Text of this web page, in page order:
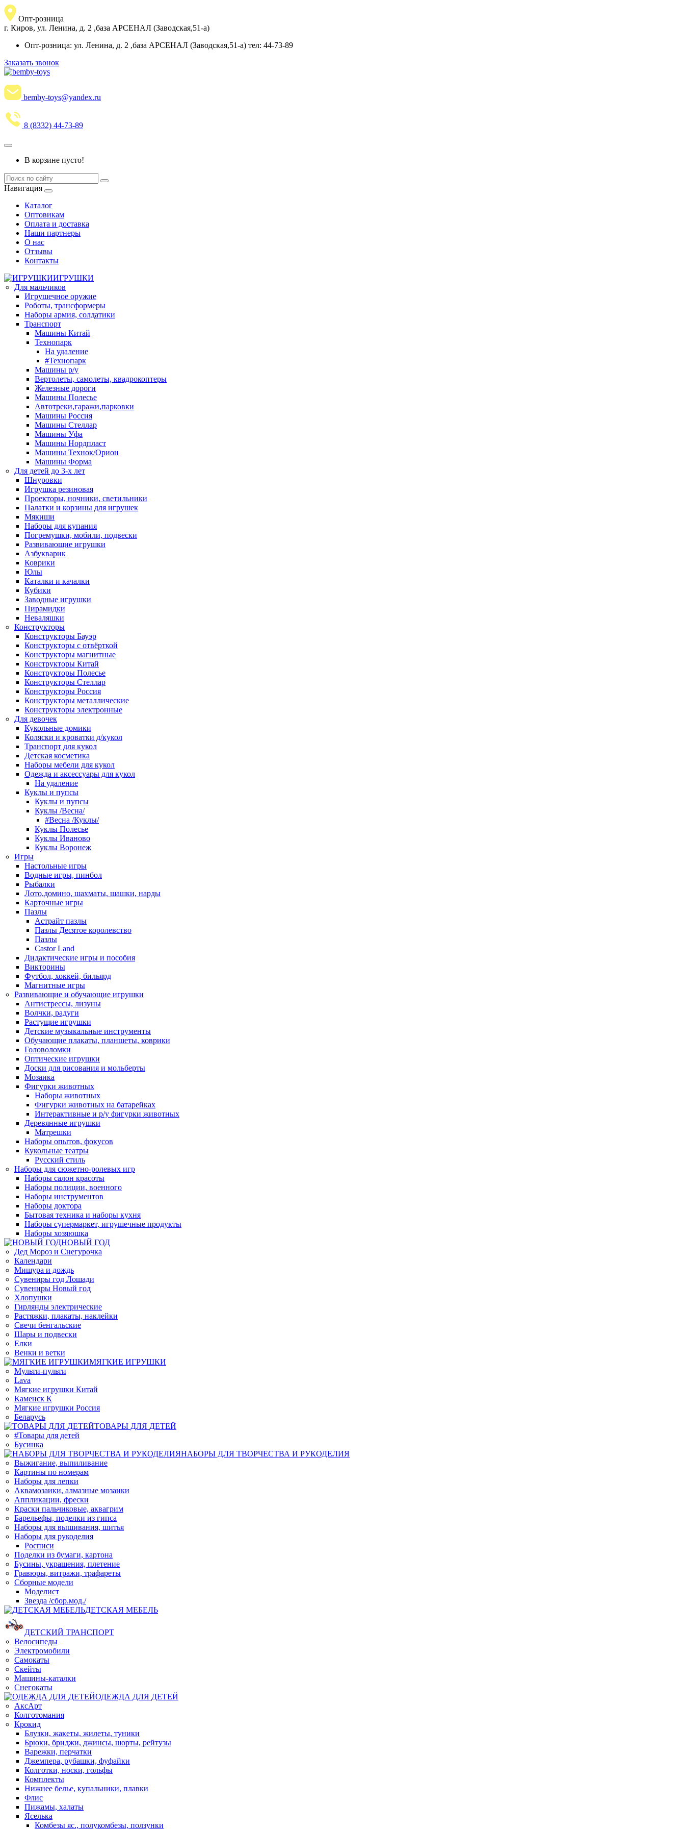
Опт-розница
г. Киров, ул. Ленина, д. 2 ,база АРСЕНАЛ (Заводская,51-а)
Опт-розница: ул. Ленина, д. 2 ,база АРСЕНАЛ (Заводская,51-а) тел: 44-73-89
Заказать звонок
bemby-toys@yandex.ru
8 (8332) 44-73-89
В корзине пусто!
Навигация
Каталог
Оптовикам
Оплата и доставка
Наши партнеры
О нас
Отзывы
Контакты
ИГРУШКИ
Для мальчиков
Игрушечное оружие
Роботы, трансформеры
Наборы армия, солдатики
Транспорт
Машины Китай
Технопарк
На удаление
#Технопарк
Машины р/у
Вертолеты, самолеты, квадрокоптеры
Железные дороги
Машины Полесье
Автотреки,гаражи,парковки
Машины Россия
Машины Стеллар
Машины Уфа
Машины Нордпласт
Машины Технок/Орион
Машины Форма
Для детей до 3-х лет
Шнуровки
Игрушка резиновая
Проекторы, ночники, светильники
Палатки и корзины для игрушек
Мякиши
Наборы для купания
Погремушки, мобили, подвески
Развивающие игрушки
Азбукварик
Коврики
Юлы
Каталки и качалки
Кубики
Заводные игрушки
Пирамидки
Неваляшки
Конструкторы
Конструкторы Бауэр
Конструкторы с отвёрткой
Конструкторы магнитные
Конструкторы Китай
Конструкторы Полесье
Конструкторы Стеллар
Конструкторы Россия
Конструкторы металлические
Конструкторы электронные
Для девочек
Кукольные домики
Коляски и кроватки д/кукол
Транспорт для кукол
Детская косметика
Наборы мебели для кукол
Одежда и аксессуары для кукол
На удаление
Куклы и пупсы
Куклы и пупсы
Куклы /Весна/
#Весна /Куклы/
Куклы Полесье
Куклы Иваново
Куклы Воронеж
Игры
Настольные игры
Водные игры, пинбол
Рыбалки
Лото,домино, шахматы, шашки, нарды
Карточные игры
Пазлы
Астрайт пазлы
Пазлы Десятое королевство
Пазлы
Castor Land
Дидактические игры и пособия
Викторины
Футбол, хоккей, бильярд
Магнитные игры
Развивающие и обучающие игрушки
Антистрессы, лизуны
Волчки, радуги
Растущие игрушки
Детские музыкальные инструменты
Обучающие плакаты, планшеты, коврики
Головоломки
Оптические игрушки
Доски для рисования и мольберты
Мозаика
Фигурки животных
Наборы животных
Фигурки животных на батарейках
Интерактивные и р/у фигурки животных
Деревянные игрушки
Матрешки
Наборы опытов, фокусов
Кукольные театры
Русский стиль
Наборы для сюжетно-ролевых игр
Наборы салон красоты
Наборы полиции, военного
Наборы инструментов
Наборы доктора
Бытовая техника и наборы кухня
Наборы супермаркет, игрушечные продукты
Наборы хозяюшка
НОВЫЙ ГОД
Дед Мороз и Снегурочка
Календари
Мишура и дождь
Сувениры год Лошади
Сувениры Новый год
Хлопушки
Гирлянды электрические
Растяжки, плакаты, наклейки
Свечи бенгальские
Шары и подвески
Елки
Венки и ветки
МЯГКИЕ ИГРУШКИ
Мульти-пульти
Lava
Мягкие игрушки Китай
Каменск К
Мягкие игрушки Россия
Беларусь
ТОВАРЫ ДЛЯ ДЕТЕЙ
#Товары для детей
Бусинка
НАБОРЫ ДЛЯ ТВОРЧЕСТВА И РУКОДЕЛИЯ
Выжигание, выпиливание
Картины по номерам
Наборы для лепки
Аквамозаики, алмазные мозаики
Аппликации, фрески
Краски пальчиковые, аквагрим
Барельефы, поделки из гипса
Наборы для вышивания, шитья
Наборы для рукоделия
Росписи
Поделки из бумаги, картона
Бусины, украшения, плетение
Гравюры, витражи, трафареты
Сборные модели
Моделист
Звезда /сбор.мод./
ДЕТСКАЯ МЕБЕЛЬ
ДЕТСКИЙ ТРАНСПОРТ
Велосипеды
Электромобили
Самокаты
Скейты
Машины-каталки
Снегокаты
ОДЕЖДА ДЛЯ ДЕТЕЙ
АксАрт
Колготомания
Крокид
Блузки, жакеты, жилеты, туники
Брюки, бриджи, джинсы, шорты, рейтузы
Варежки, перчатки
Джемпера, рубашки, фуфайки
Колготки, носки, гольфы
Комплекты
Нижнее белье, купальники, плавки
Флис
Пижамы, халаты
Яселька
Комбезы яс., полукомбезы, ползунки